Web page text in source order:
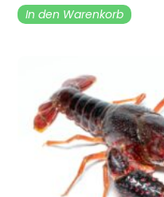
In den Warenkorb